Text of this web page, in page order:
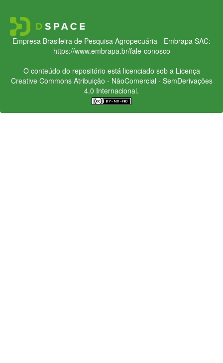
Empresa Brasileira de Pesquisa Agropecuária - Embrapa SAC:
https://www.embrapa.br/fale-conosco
O conteúdo do repositório está licenciado sob a Licença
Creative CommonsAtribuição - NãoComercial - SemDerivações
4.0 Internacional.